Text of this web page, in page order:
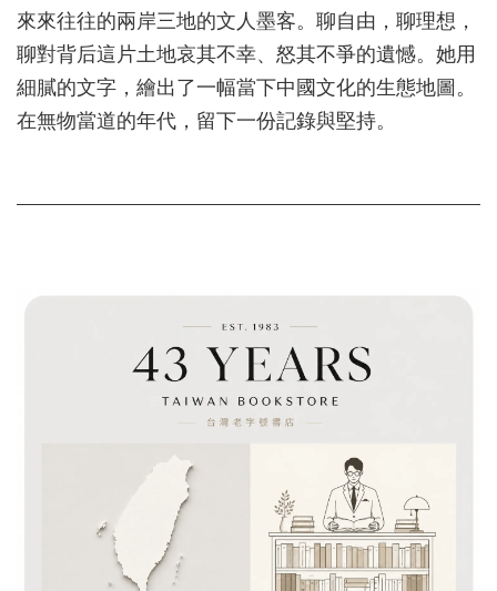
來來往往的兩岸三地的文人墨客。聊自由，聊理想，
聊對背后這片土地哀其不幸、怒其不爭的遺憾。她用
細膩的文字，繪出了一幅當下中國文化的生態地圖。
在無物當道的年代，留下一份記錄與堅持。